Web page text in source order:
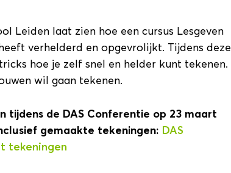
Details
Details
Leiden laat zien hoe een cursus Lesgeven
verhelderd en opgevrolijkt. Tijdens deze
hoe je zelf snel en helder kunt tekenen.
wil gaan tekenen.
tijdens de DAS Conferentie op 23 maart
gemaakte tekeningen: DAS
tekeningen